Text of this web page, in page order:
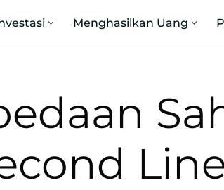
Menghasilkan Uang